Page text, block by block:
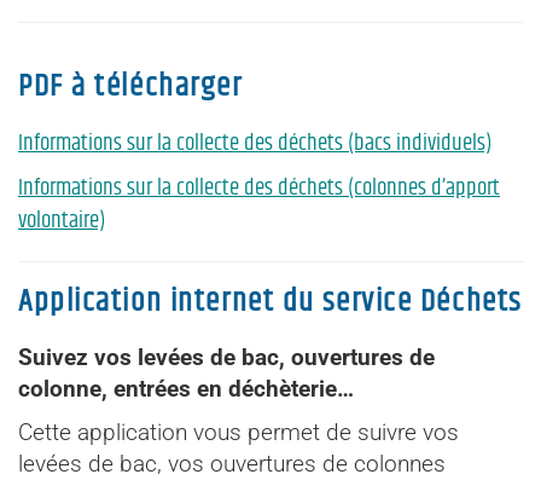
PDF à télécharger
Informations sur la collecte des déchets (bacs individuels)
Informations sur la collecte des déchets (colonnes d’apport
volontaire)
Application internet du service Déchets
Suivez vos levées de bac, ouvertures de
colonne, entrées en déchèterie…
Cette application vous permet de suivre vos
levées de bac, vos ouvertures de colonnes